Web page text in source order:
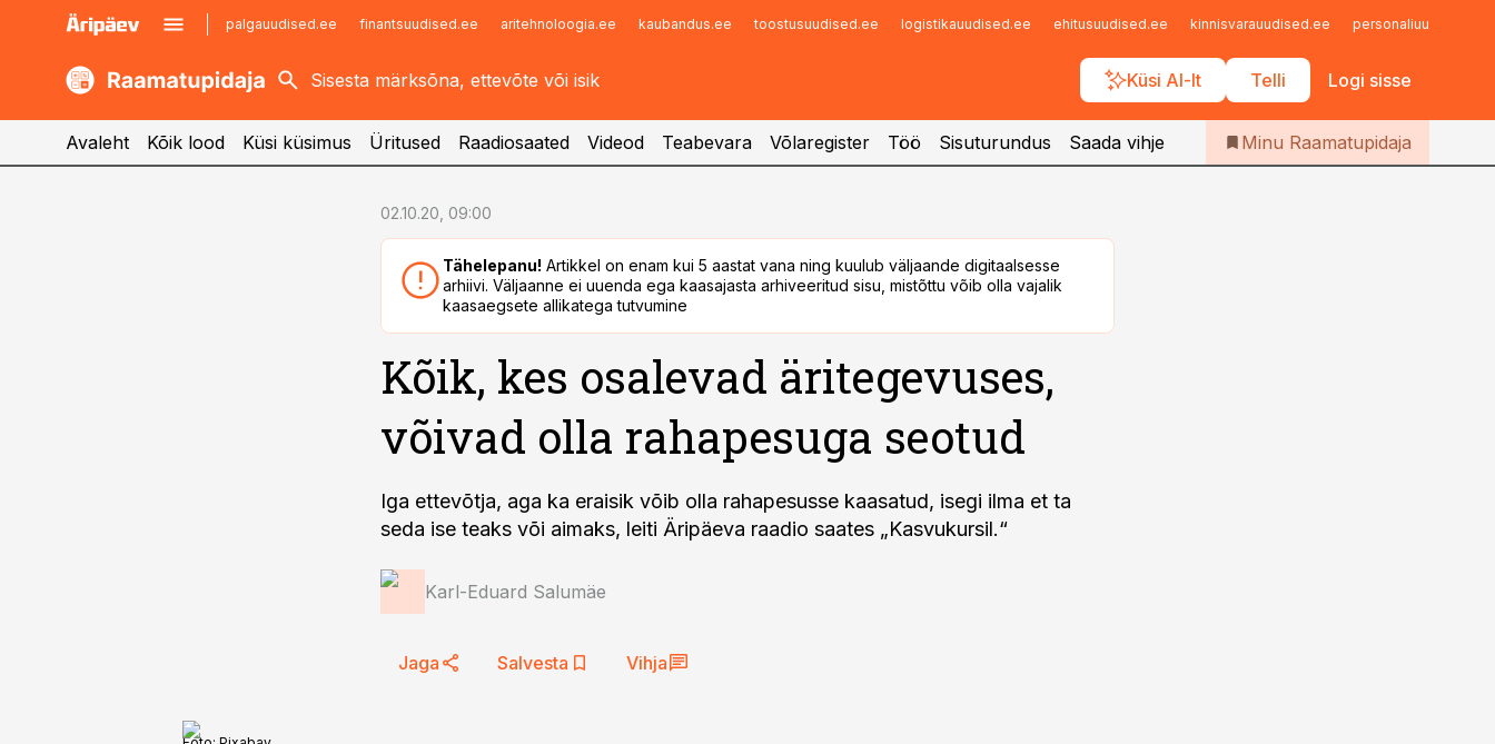
palgauudised.ee finantsuudised.ee aritehnoloogia.ee kaubandus.ee toostusuudised.ee logistikauudised.ee ehitusuudised.ee kinnisvarauudised.ee personaliuudised.ee
Küsi AI-lt Telli Logi sisse
kaubandus.ee
kinnisvarauudised.ee
imelineajalugu.ee
Infopank
Iseteenindus
Telli Raamatupidaja
Avaleht Kõik lood Küsi küsimus Üritused Raadiosaated Videod Teabevara Võlaregister Töö Sisuturundus Saada vihje Minu Raamatupidaja
02.10.20, 09:00
Tähelepanu! Artikkel on enam kui 5 aastat vana ning kuulub väljaande digitaalsesse
arhiivi. Väljaanne ei uuenda ega kaasajasta arhiveeritud sisu, mistõttu võib olla vajalik
kaasaegsete allikatega tutvumine
Kõik, kes osalevad äritegevuses,
võivad olla rahapesuga seotud
Iga ettevõtja, aga ka eraisik võib olla rahapesusse kaasatud, isegi ilma et ta
seda ise teaks või aimaks, leiti Äripäeva raadio saates „Kasvukursil.“
Karl-Eduard Salumäe
Jaga Salvesta Vihja